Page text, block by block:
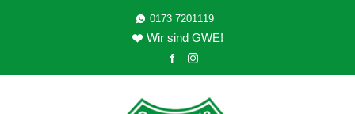
0173 7201119
Wir sind GWE!